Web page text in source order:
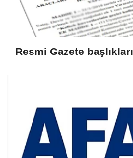
Resmi Gazete başlıkları